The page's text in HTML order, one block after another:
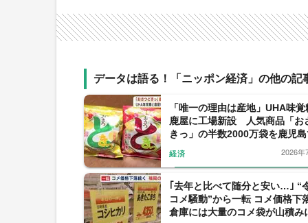
データは語る！「ニッポン経済」の他の記
「唯一の理由は産地」UHA味
鹿屋に工場新設 人気商品「お
きっ」の半数2000万袋を鹿児
経済 2026年
｢去年と比べて随分と安い…｣ “
コメ騒動”から一転 コメ価格下
倉庫には大量のコメ袋が山積み